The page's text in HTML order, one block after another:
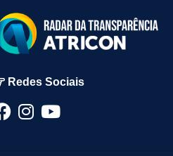
Redes Sociais